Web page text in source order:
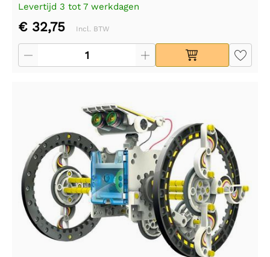
Levertijd 3 tot 7 werkdagen
€ 32,75 Incl. BTW